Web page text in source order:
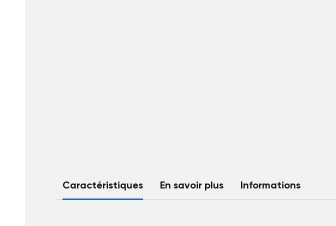
Caractéristiques En savoir plus Informations